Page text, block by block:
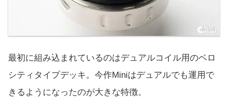
最初に組み込まれているのはデュアルコイル用のベロ
シティタイプデッキ。今作Miniはデュアルでも運用で
きるようになったのが大きな特徴。